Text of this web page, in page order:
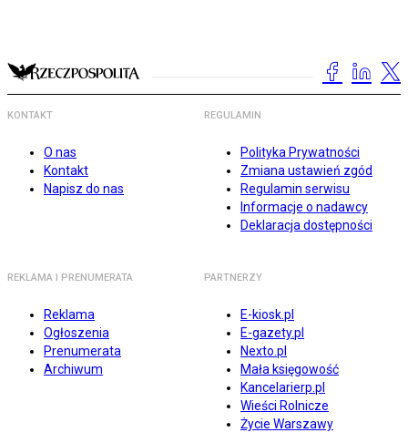
KONTAKT
O nas
Kontakt
Napisz do nas
REGULAMIN
Polityka Prywatności
Zmiana ustawień zgód
Regulamin serwisu
Informacje o nadawcy
Deklaracja dostępności
REKLAMA I PRENUMERATA
Reklama
Ogłoszenia
Prenumerata
Archiwum
PARTNERZY
E-kiosk.pl
E-gazety.pl
Nexto.pl
Mała księgowość
Kancelarierp.pl
Wieści Rolnicze
Życie Warszawy